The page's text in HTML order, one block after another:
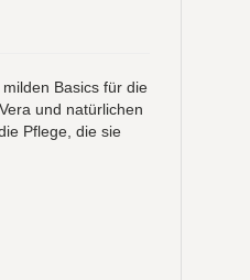
Basics für die
und natürlichen
Pflege, die sie